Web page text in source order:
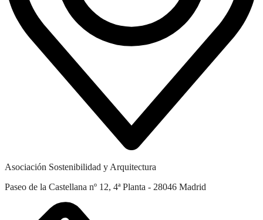
Asociación Sostenibilidad y Arquitectura
Paseo de la Castellana nº 12, 4ª Planta - 28046 Madrid